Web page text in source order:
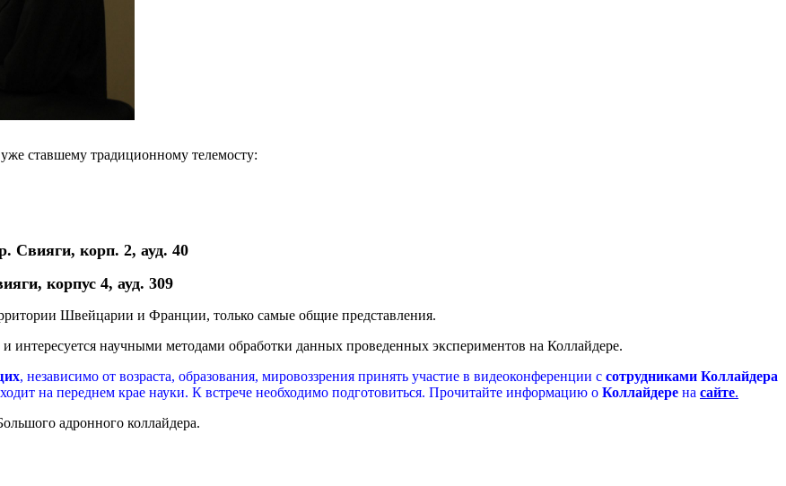
ставшему традиционному телемосту:
Свияги, корп. 2, ауд. 40
корпус 4, ауд. 309
Швейцарии и Франции, только самые общие представления.
и интересуется научными методами обработки данных проведенных экспериментов на Коллайдере.
, независимо от возраста, образования, мировоззрения принять участие в видеоконференции с сотрудниками Коллайдера
на переднем крае науки. К встрече необходимо подготовиться. Прочитайте информацию о Коллайдере на сайте.
адронного коллайдера.